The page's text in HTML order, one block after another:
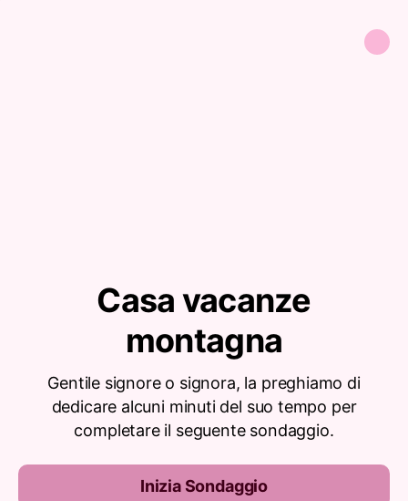
Casa vacanze
montagna
Gentile signore o signora, la preghiamo di
dedicare alcuni minuti del suo tempo per
completare il seguente sondaggio.
Inizia Sondaggio